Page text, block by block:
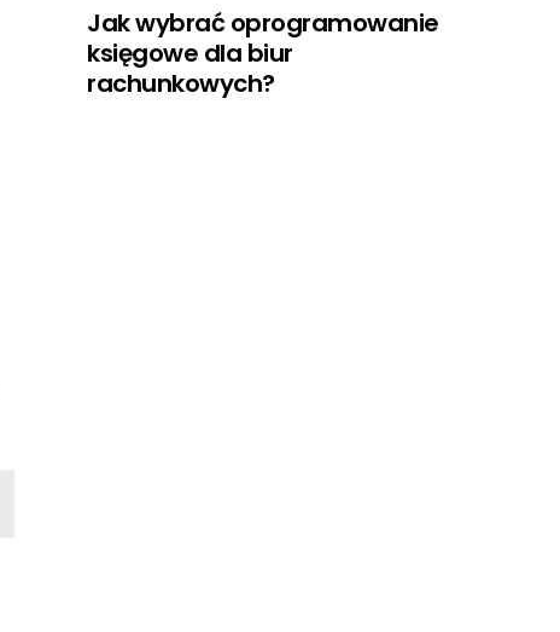
Jak wybrać oprogramowanie
księgowe dla biur
rachunkowych?